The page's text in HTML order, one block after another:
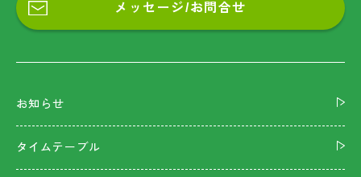
メッセージ/お問合せ
お知らせ
タイムテーブル